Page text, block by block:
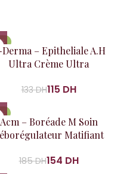
– Epitheliale A.H
Ultra Crème Ultra
133DH115 DH
Acm – Boréade M Soin
Matifiant
185DH154 DH